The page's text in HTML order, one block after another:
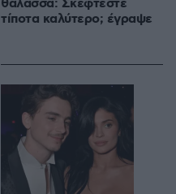
θάλασσα: Σκέφτεστε
τίποτα καλύτερο; έγραψε